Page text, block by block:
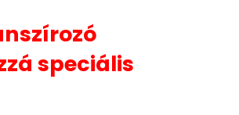
speciális